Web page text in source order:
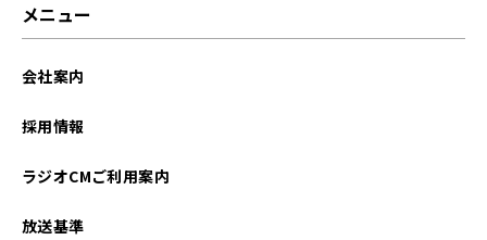
メニュー
会社案内
採用情報
ラジオCMご利用案内
放送基準